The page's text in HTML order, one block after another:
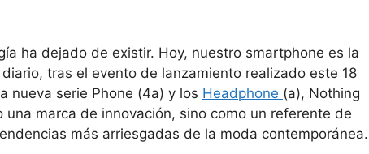
ha dejado de existir. Hoy, nuestro smartphone es la
tras el evento de lanzamiento realizado este 18
nueva serie Phone (4a) y los Headphone (a), Nothing
marca de innovación, sino como un referente de
más arriesgadas de la moda contemporánea.